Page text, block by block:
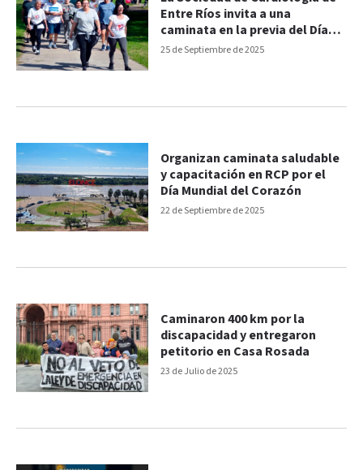
25 de Septiembre de 2025
Entre Ríos invita a una
caminata en la previa del Día
Mundial del Corazón
22 de Septiembre de 2025
Organizan caminata saludable
y capacitación en RCP por el
Día Mundial del Corazón
23 de Julio de 2025
Caminaron 400 km por la
discapacidad y entregaron
petitorio en Casa Rosada